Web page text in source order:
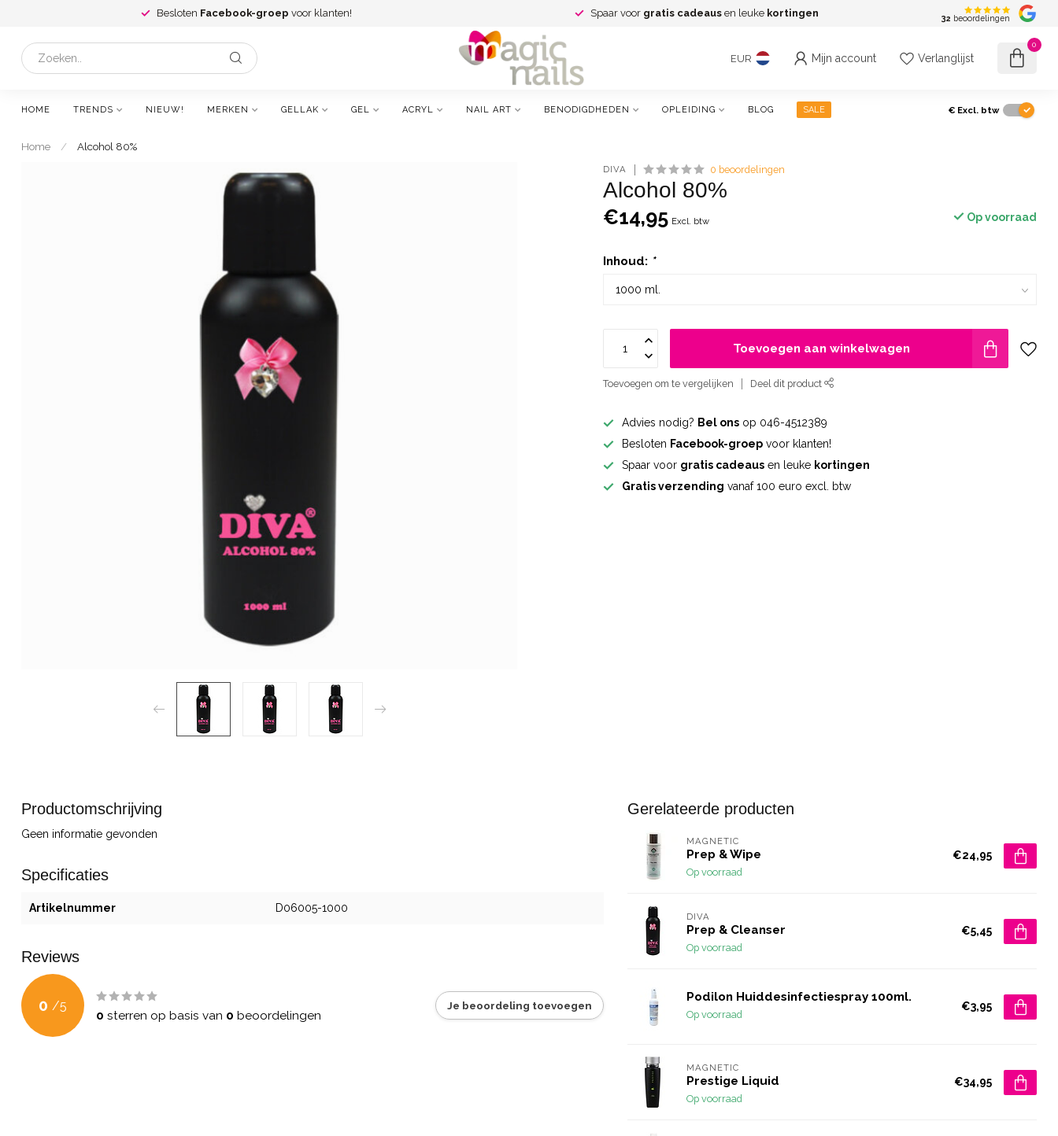
Besloten Facebook-groep voor klanten! Spaar voor gratis cadeaus en leuke kortingen 32 beoordelingen
EUR Mijn account Verlanglijst
0
HOME TRENDS NIEUW! MERKEN GELLAK GEL ACRYL NAIL ART BENODIGDHEDEN OPLEIDING BLOG SALE € Excl. btw
Home / Alcohol 80%
DIVA 0 beoordelingen
Alcohol 80%
€14,95 Excl. btw Op voorraad
Inhoud: *
Toevoegen aan winkelwagen
Toevoegen om te vergelijken Deel dit product
Advies nodig? Bel ons op 046-4512389
Besloten Facebook-groep voor klanten!
Spaar voor gratis cadeaus en leuke kortingen
Gratis verzending vanaf 100 euro excl. btw
Productomschrijving
Geen informatie gevonden
Specificaties
Artikelnummer D06005-1000
Reviews
0 /5
0 sterren op basis van 0 beoordelingen
Je beoordeling toevoegen
Gerelateerde producten
MAGNETIC
Prep & Wipe
Op voorraad
€24,95
DIVA
Prep & Cleanser
Op voorraad
€5,45
Podilon Huiddesinfectiespray 100ml.
Op voorraad
€3,95
MAGNETIC
Prestige Liquid
Op voorraad
€34,95